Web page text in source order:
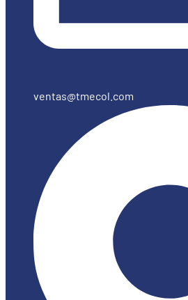
ventas@tmecol.com